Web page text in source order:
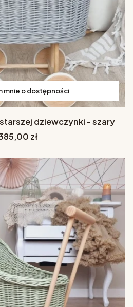
mnie o dostępności
dziewczynki - szary
zł